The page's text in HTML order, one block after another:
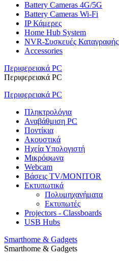
Battery Cameras 4G/5G
Battery Cameras Wi-Fi
IP Κάμερες
Home Hub System
NVR-Συσκευές Καταγραφής
Accessories
Περιφερειακά PC
Περιφερειακά PC
Περιφερειακά PC
Πληκτρολόγια
Αναβάθμιση PC
Ποντίκια
Ακουστικά
Ηχεία Υπολογιστή
Μικρόφωνα
Webcam
Βάσεις TV/MONITOR
Εκτυπωτικά
Πολυμηχανήματα
Εκτυπωτές
Projectors - Classboards
USB Hubs
Smarthome & Gadgets
Smarthome & Gadgets